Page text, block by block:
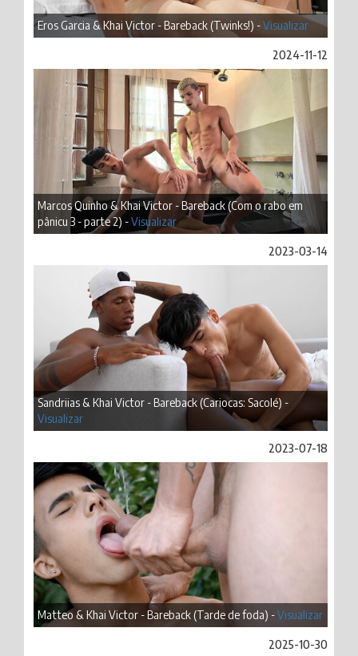
Eros Garcia & Khai Victor - Bareback (Twinks!) -Visualizar
2024-11-12
Marcos Quinho & Khai Victor - Bareback (Com o rabo em
pânicu 3 - parte 2) -Visualizar
2023-03-14
Sandriias & Khai Victor - Bareback (Cariocas: Sacolé) -
Visualizar
2023-07-18
Matteo & Khai Victor - Bareback (Tarde de foda) -Visualizar
2025-10-30